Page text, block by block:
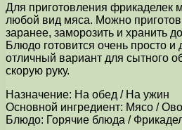
Для приготовления фрикаделек
любой вид мяса. Можно
заранее, заморозить и хранить
Блюдо готовится очень просто и
отличный вариант для сытного
скорую руку.
Назначение: На обед / На ужин
Основной ингредиент: Мясо /
Блюдо: Горячие блюда /